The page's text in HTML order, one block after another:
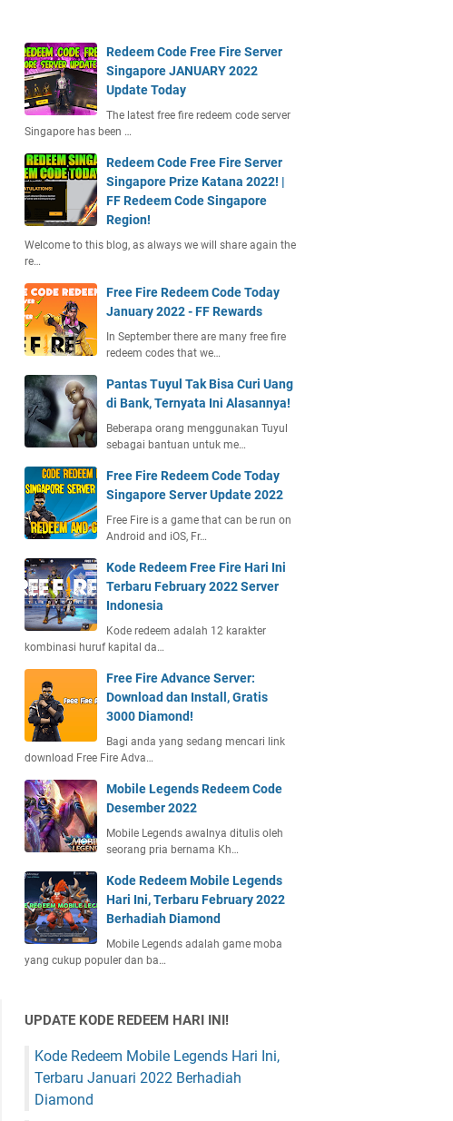
Redeem Code Free Fire Server
Singapore JANUARY 2022
Update Today
The latest free fire redeem code server
Singapore has been …
Redeem Code Free Fire Server
Singapore Prize Katana 2022! |
FF Redeem Code Singapore
Region!
Welcome to this blog, as always we will share again the
re…
Free Fire Redeem Code Today
January 2022 - FF Rewards
In September there are many free fire
redeem codes that we…
Pantas Tuyul Tak Bisa Curi Uang
di Bank, Ternyata Ini Alasannya!
Beberapa orang menggunakan Tuyul
sebagai bantuan untuk me…
Free Fire Redeem Code Today
Singapore Server Update 2022
Free Fire is a game that can be run on
Android and iOS, Fr…
Kode Redeem Free Fire Hari Ini
Terbaru February 2022 Server
Indonesia
Kode redeem adalah 12 karakter
kombinasi huruf kapital da…
Free Fire Advance Server:
Download dan Install, Gratis
3000 Diamond!
Bagi anda yang sedang mencari link
download Free Fire Adva…
Mobile Legends Redeem Code
Desember 2022
Mobile Legends awalnya ditulis oleh
seorang pria bernama Kh…
Kode Redeem Mobile Legends
Hari Ini, Terbaru February 2022
Berhadiah Diamond
Mobile Legends adalah game moba
yang cukup populer dan ba…
UPDATE KODE REDEEM HARI INI!
Kode Redeem Mobile Legends Hari Ini,
Terbaru Januari 2022 Berhadiah
Diamond